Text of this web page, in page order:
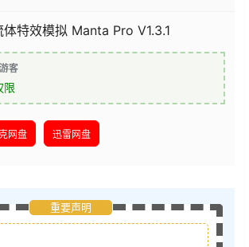
特效模拟 Manta Pro V1.3.1
游客
限
网盘 迅雷网盘
重要声明